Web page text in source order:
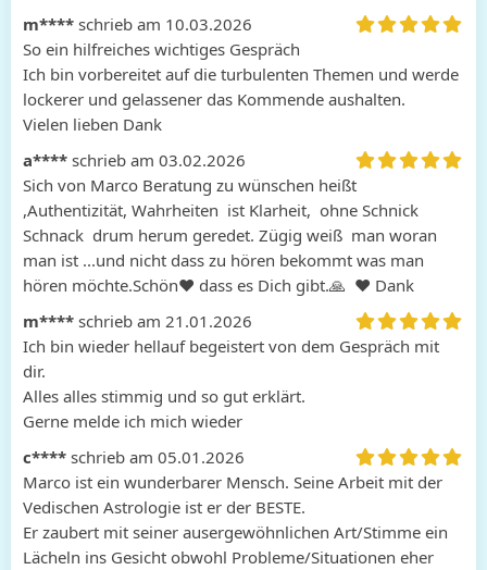
m**** schrieb am 10.03.2026
So ein hilfreiches wichtiges Gespräch
Ich bin vorbereitet auf die turbulenten Themen und werde
lockerer und gelassener das Kommende aushalten.
Vielen lieben Dank
a**** schrieb am 03.02.2026
Sich von Marco Beratung zu wünschen heißt
,Authentizität, Wahrheiten  ist Klarheit,  ohne Schnick
Schnack  drum herum geredet. Zügig weiß  man woran
man ist ...und nicht dass zu hören bekommt was man
hören möchte.Schön♥ ️dass es Dich gibt.🙏  ♥ ️Dank
m**** schrieb am 21.01.2026
Ich bin wieder hellauf begeistert von dem Gespräch mit
dir.
Alles alles stimmig und so gut erklärt.
Gerne melde ich mich wieder
c**** schrieb am 05.01.2026
Marco ist ein wunderbarer Mensch. Seine Arbeit mit der
Vedischen Astrologie ist er der BESTE.
Er zaubert mit seiner ausergewöhnlichen Art/Stimme ein
Lächeln ins Gesicht obwohl Probleme/Situationen eher